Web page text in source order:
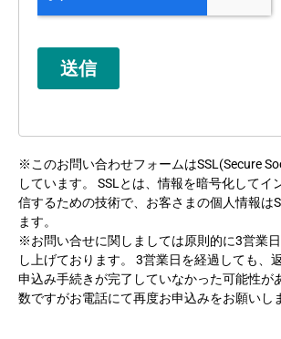
※このお問い合わせフォームはSSL(Secure
しています。 SSLとは、情報を暗号化してイ
信するための技術で、お客さまの個人情報は
ます。
※お問い合せに関しましては原則的に3営業
し上げております。 3営業日を経過しても、
申込み手続きが完了していなかった可能性が
数ですがお電話にて再度お申込みをお願いし